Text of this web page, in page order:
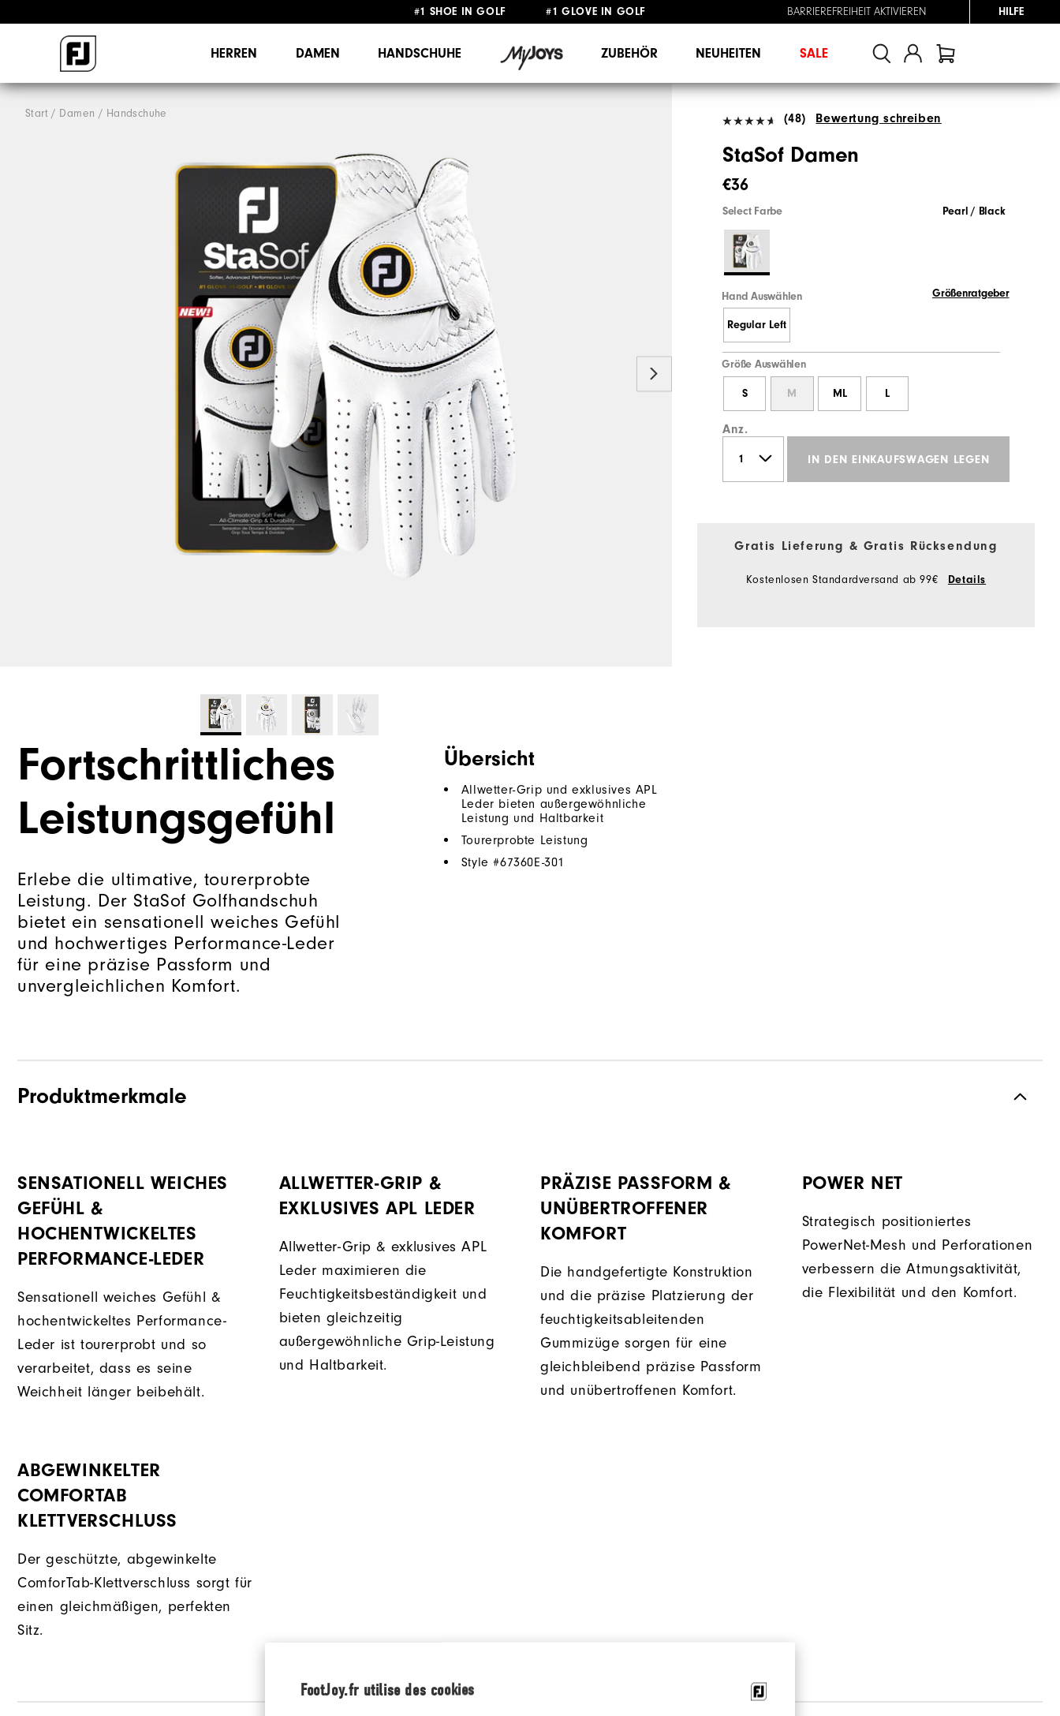
FootJoy.fr utilise des cookies
#1 SHOE IN GOLF #1 GLOVE IN GOLF
BARRIEREFREIHEIT AKTIVIEREN HILFE
HERREN DAMEN HANDSCHUHE ZUBEHÖR NEUHEITEN SALE
Start Damen Handschuhe (48) Bewertung schreiben
StaSof Damen
€36
Select Farbe Pearl / Black
Hand Auswählen Größenratgeber
Regular Left
Größe Auswählen
S M ML L
Anz.
IN DEN EINKAUFSWAGEN LEGEN
Gratis Lieferung & Gratis Rücksendung
Kostenlosen Standardversand ab 99€ Details
Fortschrittliches
Leistungsgefühl
Erlebe die ultimative, tourerprobte
Leistung. Der StaSof Golfhandschuh
bietet ein sensationell weiches Gefühl
und hochwertiges Performance-Leder
für eine präzise Passform und
unvergleichlichen Komfort.
Übersicht
Allwetter-Grip und exklusives APL
Leder bieten außergewöhnliche
Leistung und Haltbarkeit
Tourerprobte Leistung
Style #67360E-301
Produktmerkmale
SENSATIONELL WEICHES
GEFÜHL &
HOCHENTWICKELTES
PERFORMANCE-LEDER
Sensationell weiches Gefühl &
hochentwickeltes Performance-
Leder ist tourerprobt und so
verarbeitet, dass es seine
Weichheit länger beibehält.
ALLWETTER-GRIP &
EXKLUSIVES APL LEDER
Allwetter-Grip & exklusives APL
Leder maximieren die
Feuchtigkeitsbeständigkeit und
bieten gleichzeitig
außergewöhnliche Grip-Leistung
und Haltbarkeit.
PRÄZISE PASSFORM &
UNÜBERTROFFENER
KOMFORT
Die handgefertigte Konstruktion
und die präzise Platzierung der
feuchtigkeitsableitenden
Gummizüge sorgen für eine
gleichbleibend präzise Passform
und unübertroffenen Komfort.
POWER NET
Strategisch positioniertes
PowerNet-Mesh und Perforationen
verbessern die Atmungsaktivität,
die Flexibilität und den Komfort.
ABGEWINKELTER
COMFORTAB
KLETTVERSCHLUSS
Der geschützte, abgewinkelte
ComforTab-Klettverschluss sorgt für
einen gleichmäßigen, perfekten
Sitz.